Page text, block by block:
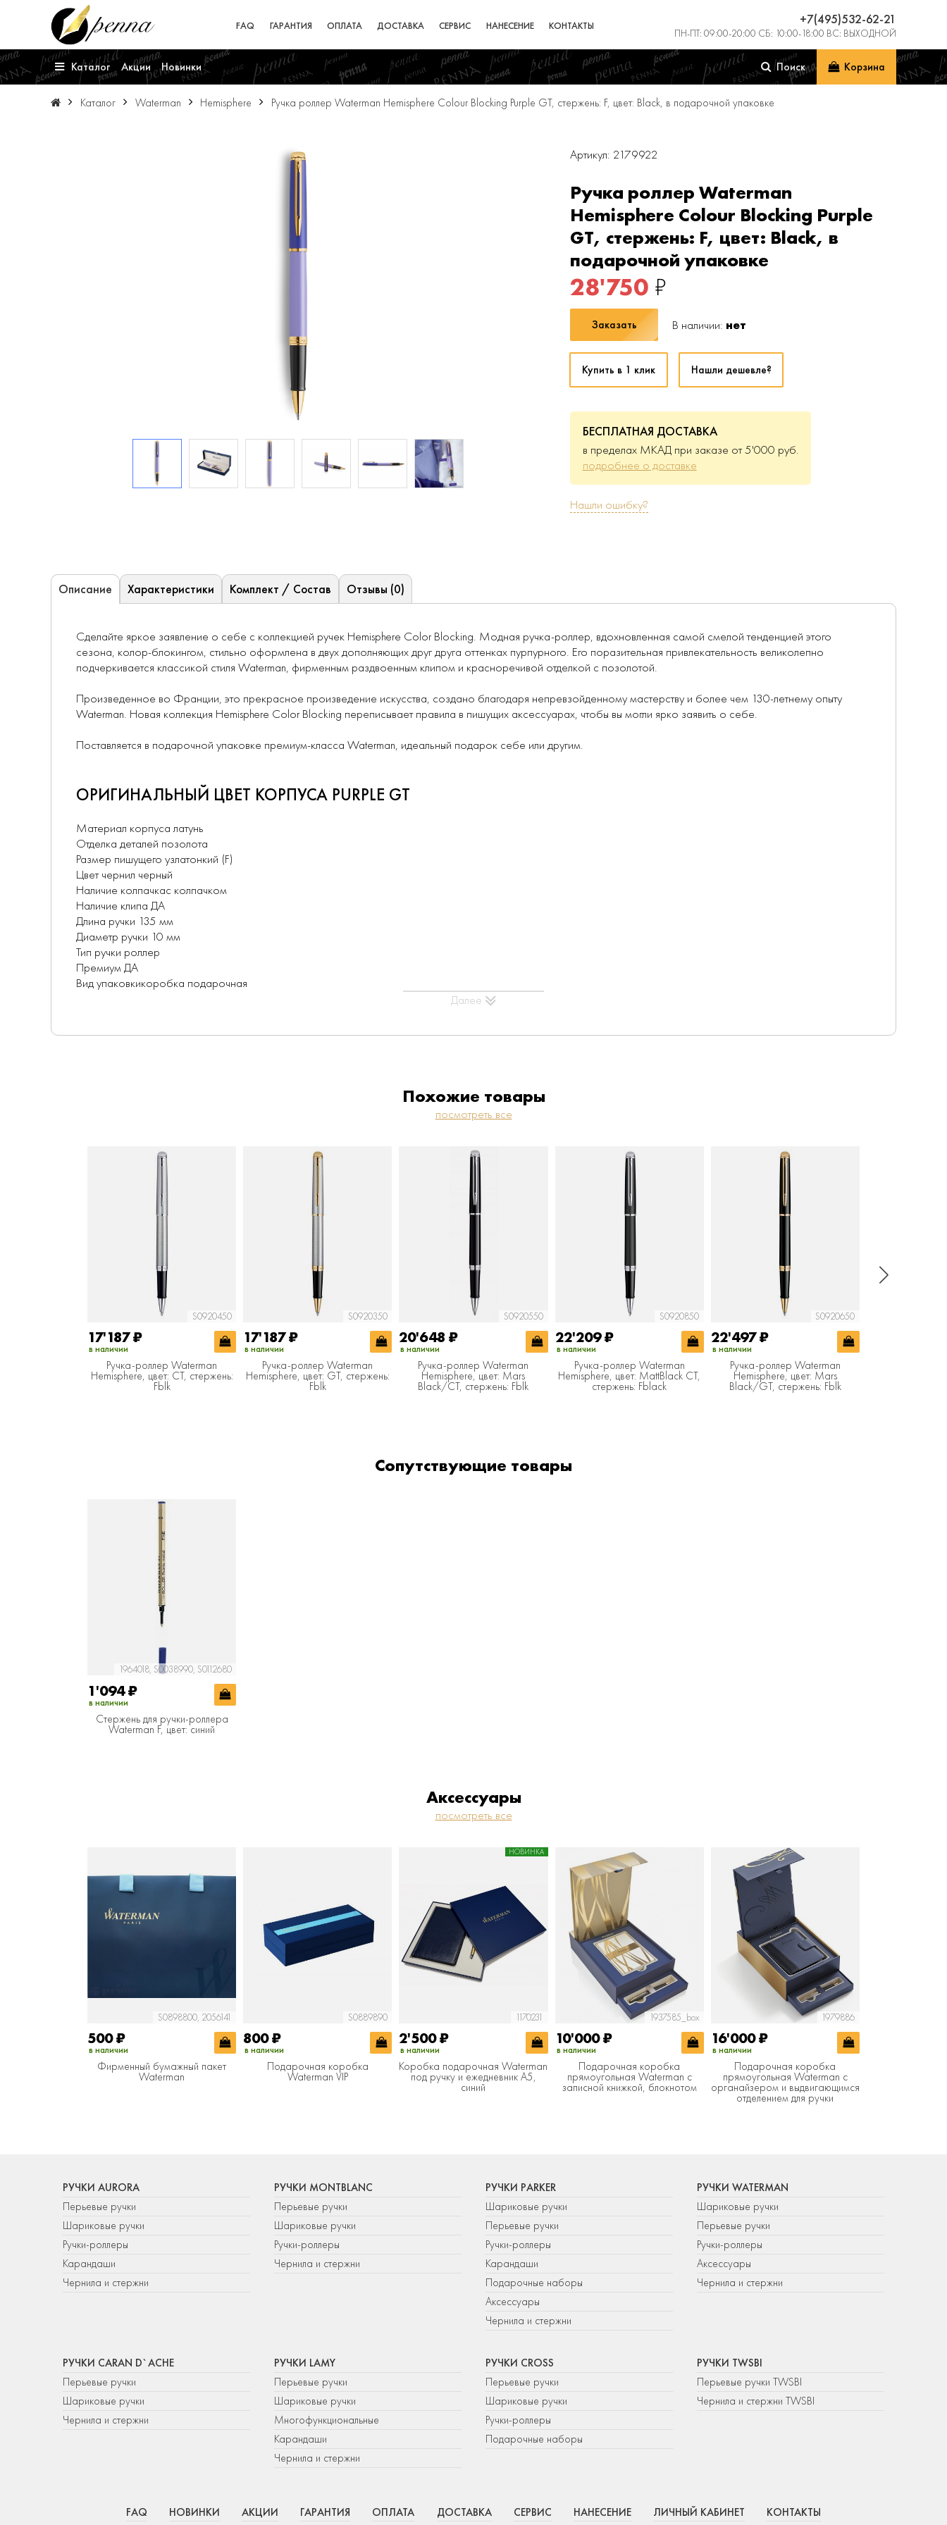
FAQ ГАРАНТИЯ ОПЛАТА ДОСТАВКА СЕРВИС НАНЕСЕНИЕ КОНТАКТЫ +7(495)532-62-21
ПН-ПТ: 09:00-20:00 СБ: 10:00-18:00 ВС: ВЫХОДНОЙ
Каталог Акции Новинки Поиск Корзина
Каталог Waterman Hemisphere Ручка роллер Waterman Hemisphere Colour Blocking Purple GT, стержень: F, цвет: Black, в подарочной упаковке
Артикул: 2179922
Ручка роллер Waterman
Hemisphere Colour Blocking Purple
GT, стержень: F, цвет: Black, в
подарочной упаковке
28'750 ₽
Заказать В наличии: нет
Купить в 1 клик Нашли дешевле?
БЕСПЛАТНАЯ ДОСТАВКА
в пределах МКАД при заказе от 5'000 руб.
подробнее о доставке
Нашли ошибку?
Описание Характеристики Комплект / Состав Отзывы (0)
Сделайте яркое заявление о себе с коллекцией ручек Hemisphere Color Blocking. Модная ручка-роллер, вдохновленная самой смелой тенденцией этого
сезона, колор-блокингом, стильно оформлена в двух дополняющих друг друга оттенках пурпурного. Его поразительная привлекательность великолепно
подчеркивается классикой стиля Waterman, фирменным раздвоенным клипом и красноречивой отделкой с позолотой.
Произведенное во Франции, это прекрасное произведение искусства, создано благодаря непревзойденному мастерству и более чем 130-летнему опыту
Waterman. Новая коллекция Hemisphere Color Blocking переписывает правила в пишущих аксессуарах, чтобы вы могли ярко заявить о себе.
Поставляется в подарочной упаковке премиум-класса Waterman, идеальный подарок себе или другим.
ОРИГИНАЛЬНЫЙ ЦВЕТ КОРПУСА PURPLE GT
Материал корпуса латунь
Отделка деталей позолота
Размер пишущего узлатонкий (F)
Цвет чернил черный
Наличие колпачкас колпачком
Наличие клипа ДА
Длина ручки 135 мм
Диаметр ручки 10 мм
Тип ручки роллер
Премиум ДА
Вид упаковкикоробка подарочная
Далее
Похожие товары
посмотреть все
S0920450
17'187₽
в наличии
Ручка-роллер Waterman
Hemisphere, цвет: CT, стержень:
Fblk
S0920350
17'187₽
в наличии
Ручка-роллер Waterman
Hemisphere, цвет: GT, стержень:
Fblk
S0920550
20'648₽
в наличии
Ручка-роллер Waterman
Hemisphere, цвет: Mars
Black/CT, стержень: Fblk
S0920850
22'209₽
в наличии
Ручка-роллер Waterman
Hemisphere, цвет: MattBlack CT,
стержень: Fblack
S0920650
22'497₽
в наличии
Ручка-роллер Waterman
Hemisphere, цвет: Mars
Black/GT, стержень: Fblk
Сопутствующие товары
1964018, S0038990, S0112680
1'094₽
в наличии
Стержень для ручки-роллера
Waterman F, цвет: синий
Аксессуары
посмотреть все
S0898800, 2056141
500₽
в наличии
Фирменный бумажный пакет
Waterman
S0889890
800₽
в наличии
Подарочная коробка
Waterman VIP
1170231
НОВИНКА
2'500₽
в наличии
Коробка подарочная Waterman
под ручку и ежедневник А5,
синий
1937585_box
10'000₽
в наличии
Подарочная коробка
прямоугольная Waterman с
записной книжкой, блокнотом
1979886
16'000₽
в наличии
Подарочная коробка
прямоугольная Waterman с
органайзером и выдвигающимся
отделением для ручки
РУЧКИ AURORA
Перьевые ручки
Шариковые ручки
Ручки-роллеры
Карандаши
Чернила и стержни
РУЧКИ MONTBLANC
Перьевые ручки
Шариковые ручки
Ручки-роллеры
Чернила и стержни
РУЧКИ PARKER
Шариковые ручки
Перьевые ручки
Ручки-роллеры
Карандаши
Подарочные наборы
Аксессуары
Чернила и стержни
РУЧКИ WATERMAN
Шариковые ручки
Перьевые ручки
Ручки-роллеры
Аксессуары
Чернила и стержни
РУЧКИ CARAN D`ACHE
Перьевые ручки
Шариковые ручки
Чернила и стержни
РУЧКИ LAMY
Перьевые ручки
Шариковые ручки
Многофункциональные
Карандаши
Чернила и стержни
РУЧКИ CROSS
Перьевые ручки
Шариковые ручки
Ручки-роллеры
Подарочные наборы
РУЧКИ TWSBI
Перьевые ручки TWSBI
Чернила и стержни TWSBI
FAQ НОВИНКИ АКЦИИ ГАРАНТИЯ ОПЛАТА ДОСТАВКА СЕРВИС НАНЕСЕНИЕ ЛИЧНЫЙ КАБИНЕТ КОНТАКТЫ